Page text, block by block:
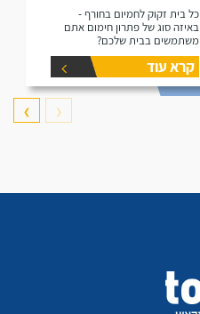
כל בית זקוק לחמיום בחורף -
באיזה סוג של פתרון חימום אתם
משתמשים בבית שלכם?
קרא עוד
❮
❯